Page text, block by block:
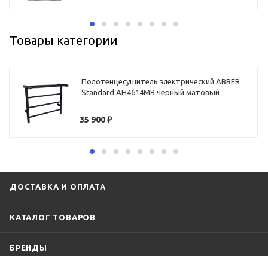
Товары категории
Полотенцесушитель электрический ABBER
Standard AH4614MB черный матовый
35 900₽
ДОСТАВКА И ОПЛАТА
КАТАЛОГ ТОВАРОВ
БРЕНДЫ